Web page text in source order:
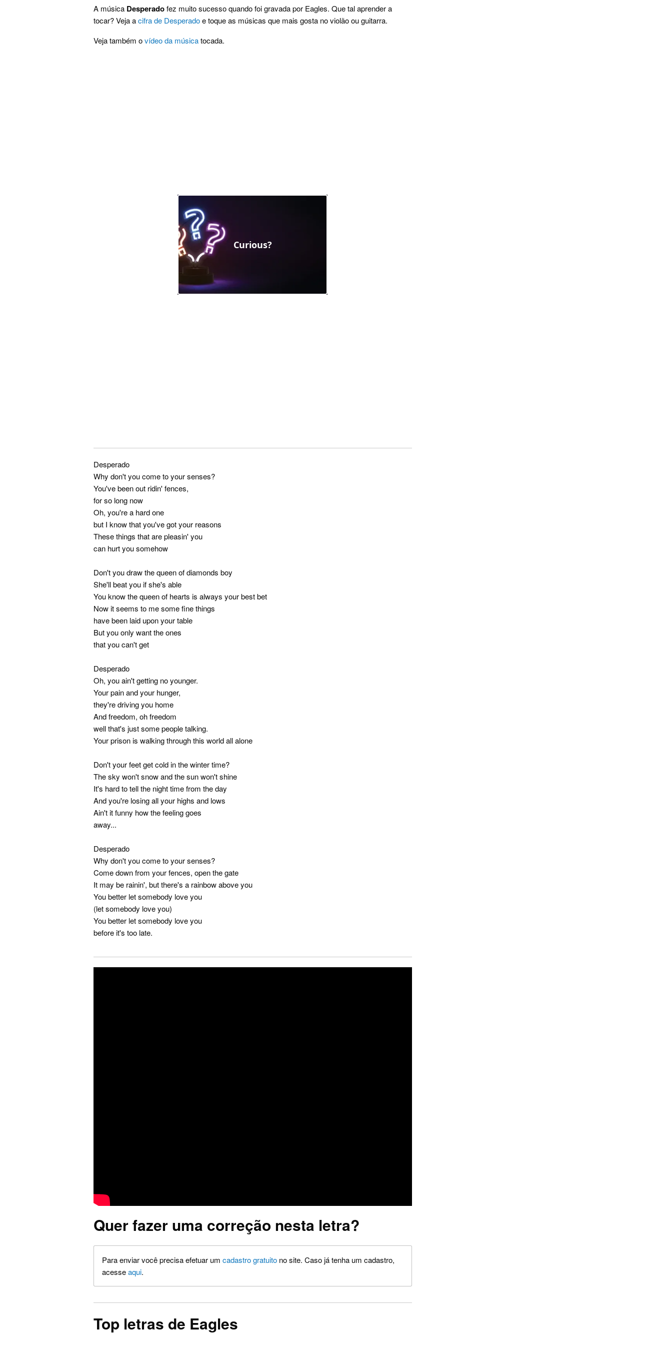
A música Desperadofez muito sucesso quando foi gravada por Eagles. Que tal aprender a
tocar? Veja acifra de Desperadoe toque as músicas que mais gosta no violão ou guitarra.
Veja também ovídeo da músicatocada.
Desperado
Why don't you come to your senses?
You've been out ridin' fences,
for so long now
Oh, you're a hard one
but I know that you've got your reasons
These things that are pleasin' you
can hurt you somehow
Don't you draw the queen of diamonds boy
She'll beat you if she's able
You know the queen of hearts is always your best bet
Now it seems to me some fine things
have been laid upon your table
But you only want the ones
that you can't get
Desperado
Oh, you ain't getting no younger.
Your pain and your hunger,
they're driving you home
And freedom, oh freedom
well that's just some people talking.
Your prison is walking through this world all alone
Don't your feet get cold in the winter time?
The sky won't snow and the sun won't shine
It's hard to tell the night time from the day
And you're losing all your highs and lows
Ain't it funny how the feeling goes
away...
Desperado
Why don't you come to your senses?
Come down from your fences, open the gate
It may be rainin', but there's a rainbow above you
You better let somebody love you
(let somebody love you)
You better let somebody love you
before it's too late.
Quer fazer uma correção nesta letra?
Para enviar você precisa efetuar um cadastro gratuito no site. Caso já tenha um cadastro,
acesseaqui.
Top letras de Eagles